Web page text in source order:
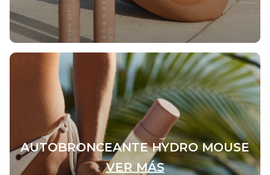
AUTOBRONCEANTE HYDRO MOUSE
VER MÁS